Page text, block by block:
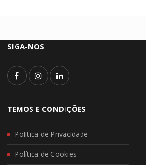
SIGA-NOS
TEMOS E CONDIÇÕES
Política de Privacidade
Política de Cookies